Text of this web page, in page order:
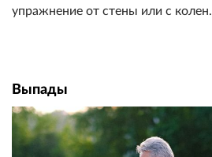
упражнение от стены или с колен.
Выпады